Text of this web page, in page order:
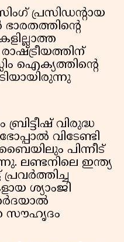
പ്രസിഡന്റായ
ഐക്യത്തിന്റെ
വിരുദ്ധ
വിടേണ്ടി
പിന്നീട്
ലണ്ടനിലെ ഇന്ത്യ
ശ്യാംജി
സൗഹൃദം